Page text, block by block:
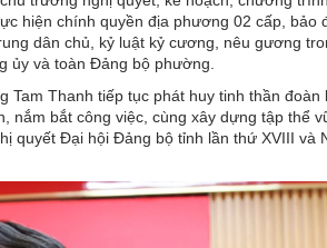
hiện chính quyền địa phương 02 cấp, bảo
dân chủ, kỷ luật kỷ cương, nêu gương
ủy và toàn Đảng bộ phường.
Thanh tiếp tục phát huy tinh thần đoàn
nắm bắt công việc, cùng xây dựng tập thể
quyết Đại hội Đảng bộ tỉnh lần thứ XVIII và